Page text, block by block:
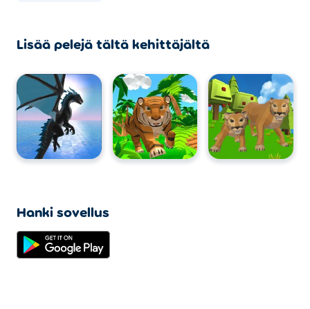
Lisää pelejä tältä kehittäjältä
Hanki sovellus